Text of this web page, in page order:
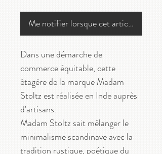
Me notifier lorsque cet article est
Dans une démarche de
commerce équitable, cette
étagère de la marque Madam
Stoltz est réalisée en Inde auprès
d'artisans.
Madam Stoltz sait mélanger le
minimalisme scandinave avec la
tradition rustique, poétique du